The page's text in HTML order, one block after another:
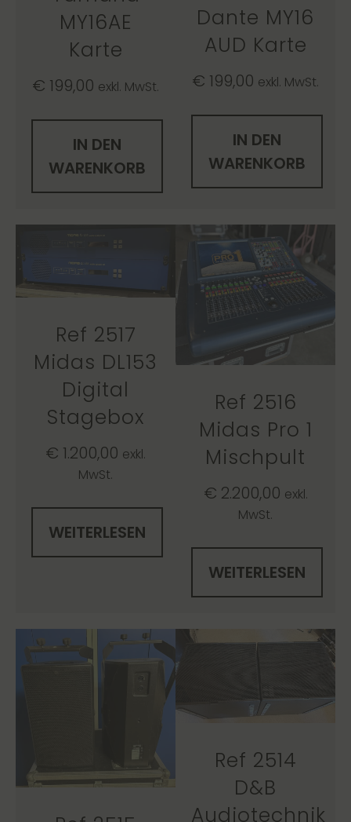
MY16AE
Karte
€ 199,00 exkl. MwSt.
IN DEN
WARENKORB
Dante MY16
AUD Karte
€ 199,00 exkl. MwSt.
IN DEN
WARENKORB
Ref 2517
Midas DL153
Digital
Stagebox
€ 1.200,00 exkl.
MwSt.
WEITERLESEN
Ref 2516
Midas Pro 1
Mischpult
€ 2.200,00 exkl.
MwSt.
WEITERLESEN
Ref 2514
D&B
Audiotechnik